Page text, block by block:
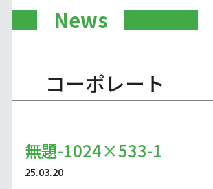
News
コーポレート
無題-1024×533-1
25.03.20